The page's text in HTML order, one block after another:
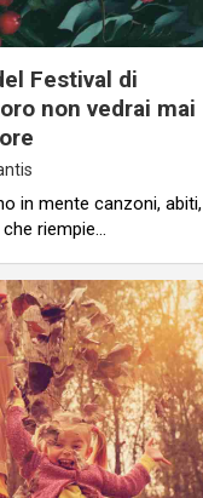
Festival di
non vedrai mai
in mente canzoni, abiti,
riempie…